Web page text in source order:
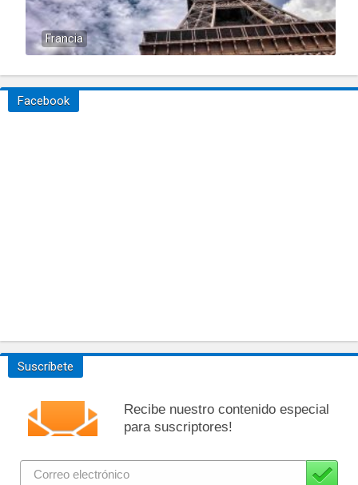
Francia
Facebook
Suscríbete
Recibe nuestro contenido especial
para suscriptores!